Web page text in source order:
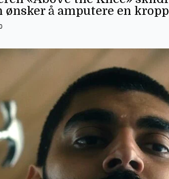
ønsker å amputere en